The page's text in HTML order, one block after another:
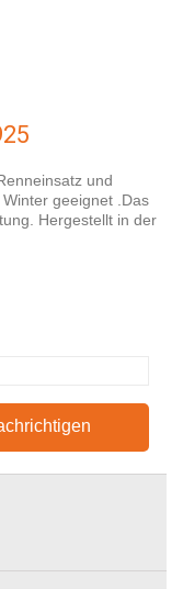
und
geeignet .Das
Hergestellt in der